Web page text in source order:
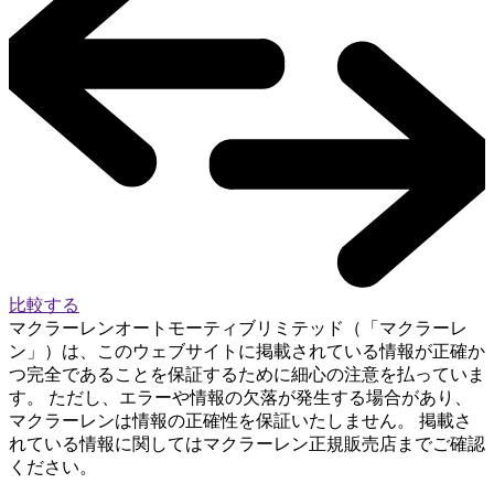
比較する
マクラーレンオートモーティブリミテッド（「マクラーレ
ン」）は、このウェブサイトに掲載されている情報が正確か
つ完全であることを保証するために細心の注意を払っていま
す。 ただし、エラーや情報の欠落が発生する場合があり、
マクラーレンは情報の正確性を保証いたしません。 掲載さ
れている情報に関してはマクラーレン正規販売店までご確認
ください。